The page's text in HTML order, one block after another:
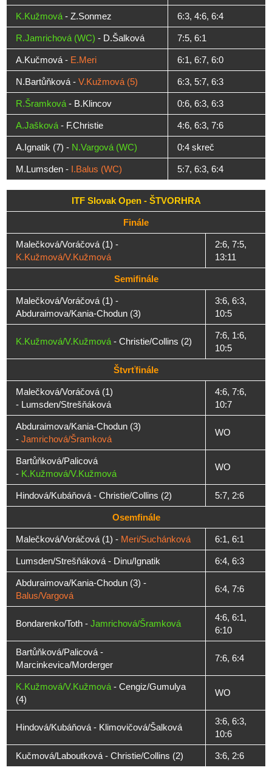
K.Kužmová - Z.Sonmez 6:3, 4:6, 6:4
R.Jamrichová (WC) - D.Šalková 7:5, 6:1
A.Kučmová - E.Meri 6:1, 6:7, 6:0
N.Bartůňková - V.Kužmová (5) 6:3, 5:7, 6:3
R.Šramková - B.Klincov 0:6, 6:3, 6:3
A.Jašková - F.Christie 4:6, 6:3, 7:6
A.Ignatik (7) - N.Vargová (WC) 0:4 skreč
M.Lumsden - I.Balus (WC) 5:7, 6:3, 6:4
ITF Slovak Open - ŠTVORHRA
Finále
Malečková/Voráčová (1) -
K.Kužmová/V.Kužmová
2:6, 7:5,
13:11
Semifinále
Malečková/Voráčová (1) -
Abduraimova/Kania-Chodun (3)
3:6, 6:3,
10:5
K.Kužmová/V.Kužmová - Christie/Collins (2)
7:6, 1:6,
10:5
Štvrťfinále
Malečková/Voráčová (1)
- Lumsden/Strešňáková
4:6, 7:6,
10:7
Abduraimova/Kania-Chodun (3)
- Jamrichová/Šramková
WO
Bartůňková/Palicová
- K.Kužmová/V.Kužmová
WO
Hindová/Kubáňová - Christie/Collins (2) 5:7, 2:6
Osemfinále
Malečková/Voráčová (1) - Meri/Suchánková 6:1, 6:1
Lumsden/Strešňáková - Dinu/Ignatik 6:4, 6:3
Abduraimova/Kania-Chodun (3) -
Balus/Vargová
6:4, 7:6
Bondarenko/Toth - Jamrichová/Šramková
4:6, 6:1,
6:10
Bartůňková/Palicová -
Marcinkevica/Morderger
7:6, 6:4
K.Kužmová/V.Kužmová - Cengiz/Gumulya
(4)
WO
Hindová/Kubáňová - Klimovičová/Šalková
3:6, 6:3,
10:6
Kučmová/Laboutková - Christie/Collins (2) 3:6, 2:6